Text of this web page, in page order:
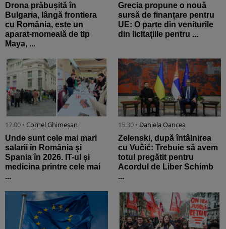
Drona prăbușită în
Bulgaria, lângă frontiera
cu România, este un
aparat-momeală de tip
Maya, ...
Grecia propune o nouă
sursă de finanțare pentru
UE: O parte din veniturile
din licitațiile pentru ...
17:00 • Cornel Ghimeșan
Unde sunt cele mai mari
salarii în România și
Spania în 2026. IT-ul și
medicina printre cele mai
...
15:30 • Daniela Oancea
Zelenski, după întâlnirea
cu Vučić: Trebuie să avem
totul pregătit pentru
Acordul de Liber Schimb
...